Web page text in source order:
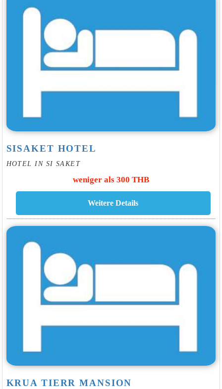
SISAKET HOTEL
HOTEL IN SI SAKET
weniger als 300 THB
KRUA TIERR MANSION